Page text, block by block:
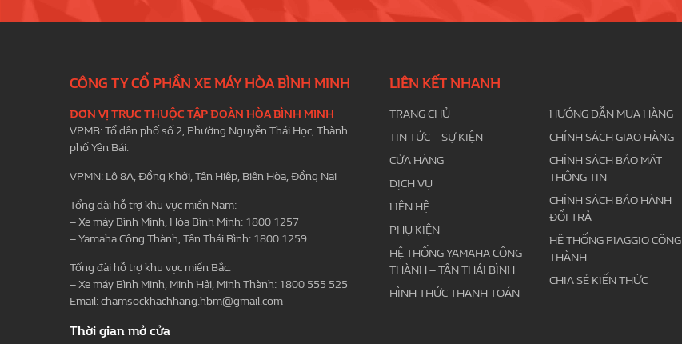
CÔNG TY CỔ PHẦN XE MÁY HÒA BÌNH MINH
ĐƠN VỊ TRỰC THUỘC TẬP ĐOÀN HÒA BÌNH MINH
VPMB: Tổ dân phố số 2, Phường Nguyễn Thái Học, Thành
phố Yên Bái.
VPMN: Lô 8A, Đồng Khởi, Tân Hiệp, Biên Hòa, Đồng Nai
Tổng đài hỗ trợ khu vực miền Nam:
– Xe máy Bình Minh, Hòa Bình Minh: 1800 1257
– Yamaha Công Thành, Tân Thái Bình: 1800 1259
Tổng đài hỗ trợ khu vực miền Bắc:
– Xe máy Bình Minh, Minh Hải, Minh Thành: 1800 555 525
Email:chamsockhachhang.hbm@gmail.com
Thời gian mở cửa
LIÊN KẾT NHANH
TRANG CHỦ
TIN TỨC – SỰ KIỆN
CỬA HÀNG
DỊCH VỤ
LIÊN HỆ
PHỤ KIỆN
HỆ THỐNG YAMAHA CÔNG
THÀNH – TÂN THÁI BÌNH
HÌNH THỨC THANH TOÁN
HƯỚNG DẪN MUA HÀNG
CHÍNH SÁCH GIAO HÀNG
CHÍNH SÁCH BẢO MẬT
THÔNG TIN
CHÍNH SÁCH BẢO HÀNH
ĐỔI TRẢ
HỆ THỐNG PIAGGIO CÔNG
THÀNH
CHIA SẺ KIẾN THỨC